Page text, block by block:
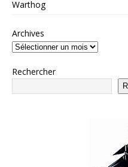
Warthog
Archives
Rechercher